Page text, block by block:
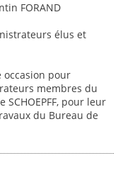
FORAND
élus et
occasion pour
membres du
SCHOEPFF, pour leur
du Bureau de